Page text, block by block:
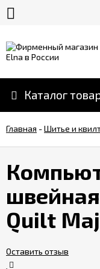
История
Elna
по
Оплата
Доставка
Контакты
Каталог
Главная -Шитье и
Quilt
Оставить отзыв